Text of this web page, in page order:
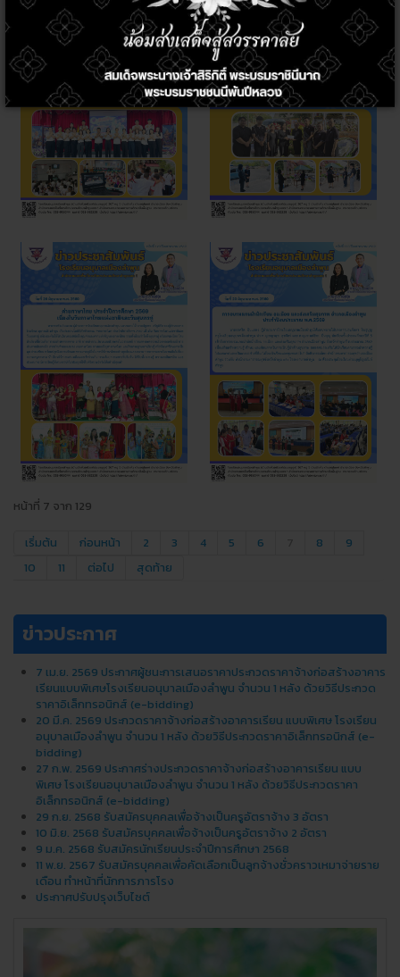
หน้าที่ 7 จาก 129
เริ่มต้น ก่อนหน้า 2 3 4 5 6 8
9
10
11 ต่อไป สุดท้าย
ข่าวประกาศ
7 เม.ย. 2569 ประกาศผู้ชนะการเสนอราคาประกวดราคาจ้างก่อสร้างอาคาร
เรียนแบบพิเศษโรงเรียนอนุบาลเมืองลำพูน จำนวน 1 หลัง ด้วยวิธีประกวด
ราคาอิเล็กทรอนิกส์ (e-bidding)
20 มี.ค. 2569 ประกวดราคาจ้างก่อสร้างอาคารเรียน แบบพิเศษ โรงเรียน
อนุบาลเมืองลําพูน จํานวน 1 หลัง ด้วยวิธีประกวดราคาอิเล็กทรอนิกส์ (e-
bidding)
27 ก.พ. 2569 ประกาศร่างประกวดราคาจ้างก่อสร้างอาคารเรียน แบบ
พิเศษ โรงเรียนอนุบาลเมืองลําพูน จํานวน 1 หลัง ด้วยวิธีประกวดราคา
อิเล็กทรอนิกส์ (e-bidding)
29 ก.ย. 2568 รับสมัครบุคคลเพื่อจ้างเป็นครูอัตราจ้าง 3 อัตรา
10 มิ.ย. 2568 รับสมัครบุคคลเพื่อจ้างเป็นครูอัตราจ้าง 2 อัตรา
9 ม.ค. 2568 รับสมัครนักเรียนประจำปีการศึกษา 2568
11 พ.ย. 2567 รับสมัครบุคคลเพื่อคัดเลือกเป็นลูกจ้างชั่วคราวเหมาจ่ายราย
เดือน ทำหน้าที่นักการภารโรง
ประกาศปรับปรุงเว็บไซต์